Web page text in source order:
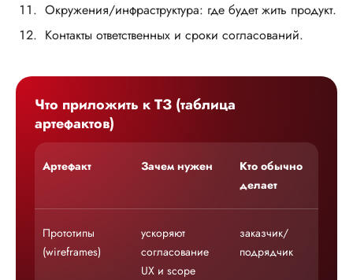
Окружения/инфраструктура: где будет жить продукт.
Контакты ответственных и сроки согласований.
Что приложить к ТЗ (таблица
артефактов)
Артефакт Зачем нужен
Кто обычно
делает
Прототипы
(wireframes)
ускоряют
согласование
UX и scope
заказчик/
подрядчик